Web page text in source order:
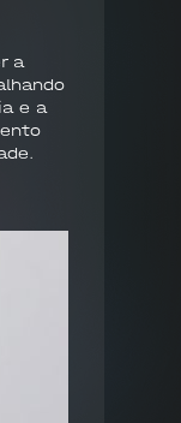
a
e a